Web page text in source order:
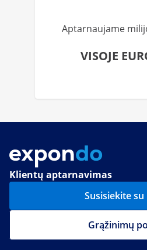
Aptarnaujame
VISOJE
Klientų aptarnavimas
Susisiekite
Grąžinimų